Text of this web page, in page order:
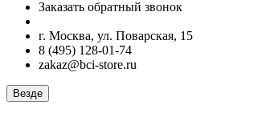
Заказать обратный звонок
г. Москва, ул. Поварская, 15
8 (495) 128-01-74
zakaz@bci-store.ru
Везде